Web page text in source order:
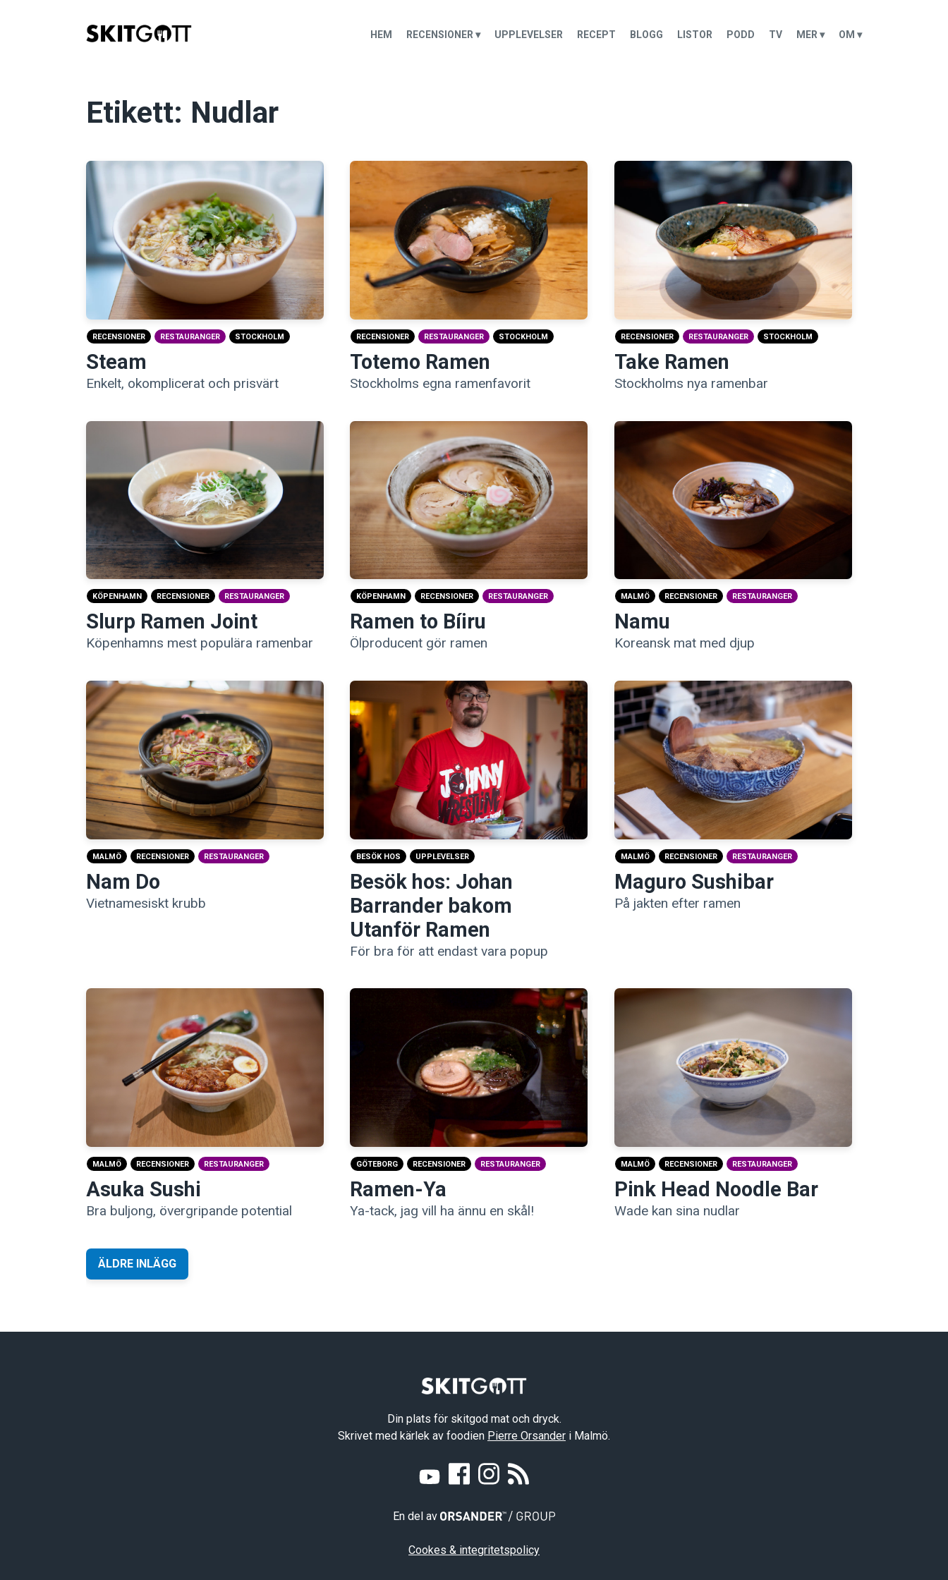
HEM RECENSIONER ▾ UPPLEVELSER RECEPT BLOGG LISTOR PODD TV MER ▾ OM ▾
Etikett: Nudlar
RECENSIONER RESTAURANGER STOCKHOLM
Steam
Enkelt, okomplicerat och prisvärt
RECENSIONER RESTAURANGER STOCKHOLM
Totemo Ramen
Stockholms egna ramenfavorit
RECENSIONER RESTAURANGER STOCKHOLM
Take Ramen
Stockholms nya ramenbar
KÖPENHAMN RECENSIONER RESTAURANGER
Slurp Ramen Joint
Köpenhamns mest populära ramenbar
KÖPENHAMN RECENSIONER RESTAURANGER
Ramen to Bíiru
Ölproducent gör ramen
MALMÖ RECENSIONER RESTAURANGER
Namu
Koreansk mat med djup
MALMÖ RECENSIONER RESTAURANGER
Nam Do
Vietnamesiskt krubb
BESÖK HOS UPPLEVELSER
Besök hos: Johan
Barrander bakom
Utanför Ramen
För bra för att endast vara popup
MALMÖ RECENSIONER RESTAURANGER
Maguro Sushibar
På jakten efter ramen
MALMÖ RECENSIONER RESTAURANGER
Asuka Sushi
Bra buljong, övergripande potential
GÖTEBORG RECENSIONER RESTAURANGER
Ramen-Ya
Ya-tack, jag vill ha ännu en skål!
MALMÖ RECENSIONER RESTAURANGER
Pink Head Noodle Bar
Wade kan sina nudlar
Inläggsnavigering
ÄLDRE INLÄGG
Din plats för skitgod mat och dryck.
Skrivet med kärlek av foodien Pierre Orsander i Malmö.
En del av
Cookes & integritetspolicy